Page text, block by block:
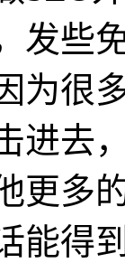
发些
为很
进去
更多
能得